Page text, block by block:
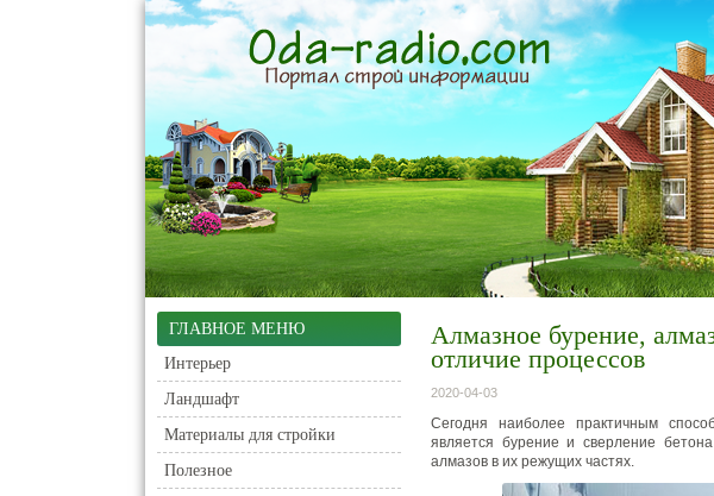
ГЛАВНОЕ МЕНЮ
Интерьер
Ландшафт
Материалы для стройки
Полезное
Алмазное бурение,
отличие процессов
2020-04-03
Сегодня наиболее практичным
является бурение и сверление
алмазов в их режущих частях.